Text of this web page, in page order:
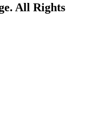
All Rights